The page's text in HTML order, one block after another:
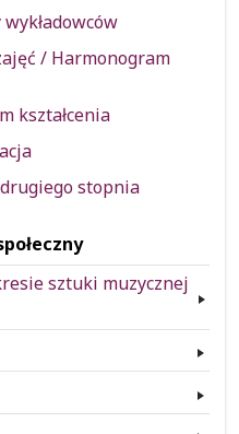
/ Harmonogram
kształcenia
stopnia
sztuki muzycznej